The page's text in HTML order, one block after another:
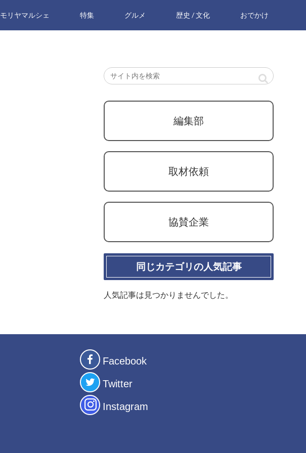
モリヤマルシェ 特集 グルメ 歴史 / 文化 おでかけ
編集部
取材依頼
協賛企業
同じカテゴリの人気記事
人気記事は見つかりませんでした。
Facebook
Twitter
Instagram